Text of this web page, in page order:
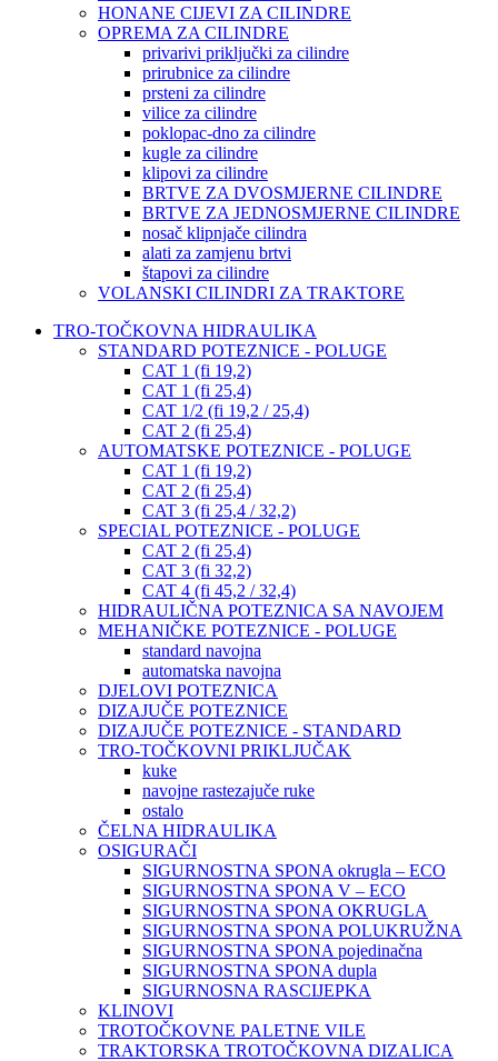
HONANE CIJEVI ZA CILINDRE
OPREMA ZA CILINDRE
privarivi priključki za cilindre
prirubnice za cilindre
prsteni za cilindre
vilice za cilindre
poklopac-dno za cilindre
kugle za cilindre
klipovi za cilindre
BRTVE ZA DVOSMJERNE CILINDRE
BRTVE ZA JEDNOSMJERNE CILINDRE
nosač klipnjače cilindra
alati za zamjenu brtvi
štapovi za cilindre
VOLANSKI CILINDRI ZA TRAKTORE
TRO-TOČKOVNA HIDRAULIKA
STANDARD POTEZNICE - POLUGE
CAT 1 (fi 19,2)
CAT 1 (fi 25,4)
CAT 1/2 (fi 19,2 / 25,4)
CAT 2 (fi 25,4)
AUTOMATSKE POTEZNICE - POLUGE
CAT 1 (fi 19,2)
CAT 2 (fi 25,4)
CAT 3 (fi 25,4 / 32,2)
SPECIAL POTEZNICE - POLUGE
CAT 2 (fi 25,4)
CAT 3 (fi 32,2)
CAT 4 (fi 45,2 / 32,4)
HIDRAULIČNA POTEZNICA SA NAVOJEM
MEHANIČKE POTEZNICE - POLUGE
standard navojna
automatska navojna
DJELOVI POTEZNICA
DIZAJUČE POTEZNICE
DIZAJUČE POTEZNICE - STANDARD
TRO-TOČKOVNI PRIKLJUČAK
kuke
navojne rastezajuče ruke
ostalo
ČELNA HIDRAULIKA
OSIGURAČI
SIGURNOSTNA SPONA okrugla – ECO
SIGURNOSTNA SPONA V – ECO
SIGURNOSTNA SPONA OKRUGLA
SIGURNOSTNA SPONA POLUKRUŽNA
SIGURNOSTNA SPONA pojedinačna
SIGURNOSTNA SPONA dupla
SIGURNOSNA RASCIJEPKA
KLINOVI
TROTOČKOVNE PALETNE VILE
TRAKTORSKA TROTOČKOVNA DIZALICA